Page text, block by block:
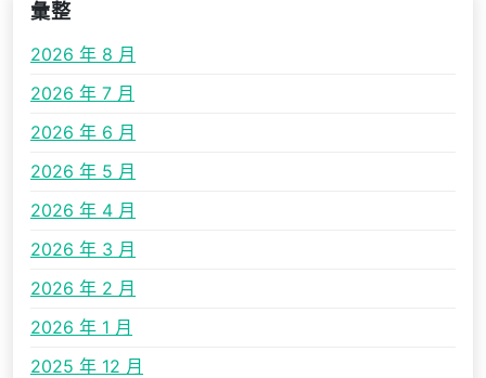
彙整
2026 年 8 月
2026 年 7 月
2026 年 6 月
2026 年 5 月
2026 年 4 月
2026 年 3 月
2026 年 2 月
2026 年 1 月
2025 年 12 月